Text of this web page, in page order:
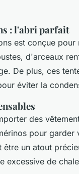
: l'abri parfait
est conçue
d'arceaux
De plus, ces
éviter la
des
pour
être un atout
excessive de